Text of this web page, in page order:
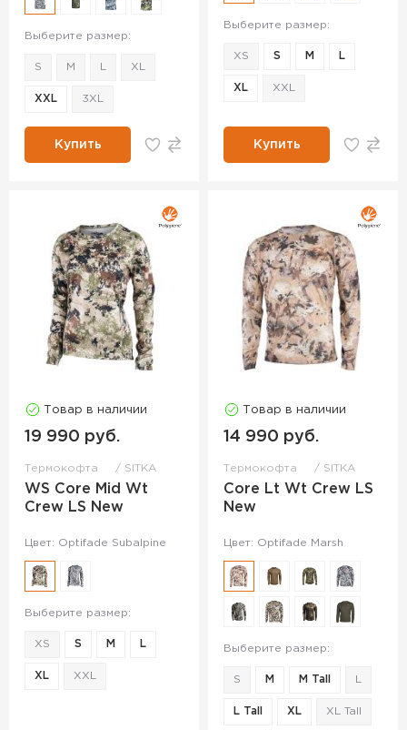
Выберите размер:
S M XL
XXL 3XL
Купить
Выберите размер:
XS S M L
XL XXL
Купить
Товар в наличии
19 990 руб.
Термокофта SITKA
WS Core Mid Wt
Crew LS New
Цвет: Optifade Subalpine
Выберите размер:
XS S M L
XL XXL
Товар в наличии
14 990 руб.
Термокофта SITKA
Core Lt Wt Crew LS
New
Цвет: Optifade Marsh
Выберите размер:
S M M Tall
L Tall XL XL Tall